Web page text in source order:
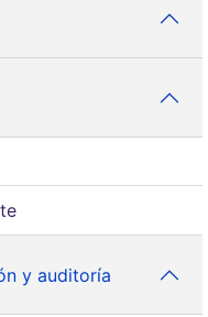
y auditoría